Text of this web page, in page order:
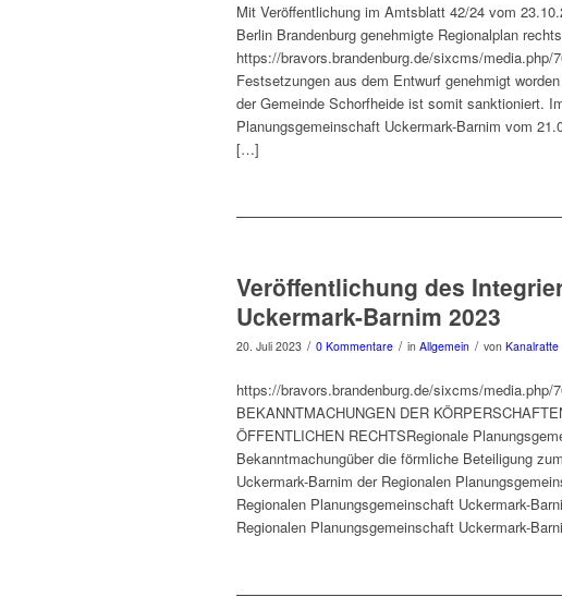
Mit Veröffentlichung im Amtsblatt 42/24 vom
Berlin Brandenburg genehmigte Regionalplan
https://bravors.brandenburg.de/sixcms/
Festsetzungen aus dem Entwurf genehmigt
der Gemeinde Schorfheide ist somit sanktioniert.
Planungsgemeinschaft Uckermark-Barnim vom
[…]
Veröffentlichung des
Uckermark-Barnim 2023
20. Juli 2023 / 0 Kommentare / in Allgemein / von Kanalratte
https://bravors.brandenburg.de/sixcms/
BEKANNTMACHUNGEN DER
ÖFFENTLICHEN RECHTSRegionale
Bekanntmachungüber die förmliche Beteiligung
Uckermark-Barnim der Regionalen
Regionalen Planungsgemeinschaft Uckermark-
Regionalen Planungsgemeinschaft Uckermark-